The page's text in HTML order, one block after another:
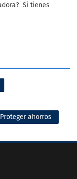
Si tienes
Proteger ahorros